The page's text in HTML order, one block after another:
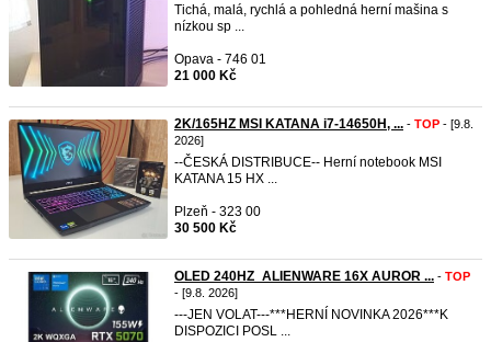
Tichá, malá, rychlá a pohledná herní mašina s
nízkou sp ...
Opava - 746 01
21 000 Kč
2K/165HZ MSI KATANA i7-14650H, ... - TOP - [9.8.
2026]
--ČESKÁ DISTRIBUCE-- Herní notebook MSI
KATANA 15 HX ...
Plzeň - 323 00
30 500 Kč
OLED 240HZ_ALIENWARE 16X AUROR ... - TOP
- [9.8. 2026]
---JEN VOLAT---***HERNÍ NOVINKA 2026***K
DISPOZICI POSL ...